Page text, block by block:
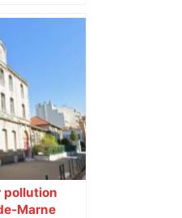
pollution
Marne